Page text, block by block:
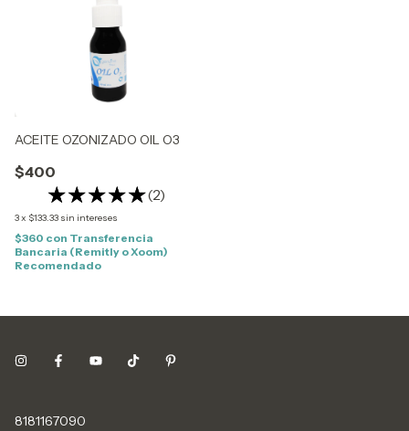
ACEITE OZONIZADO OIL O3
$400
(2)
3x $133.33 sin intereses
$360 con Transferencia
Bancaria (Remitly o Xoom)
Recomendado
8181167090